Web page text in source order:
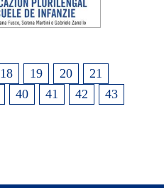
18 19 20
21
40 41 42
43